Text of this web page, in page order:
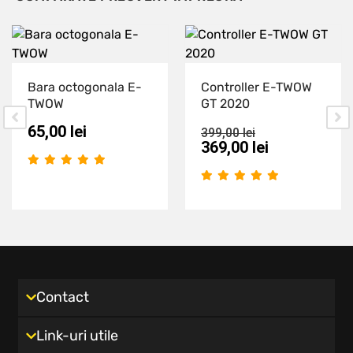
Bara octogonala E-
TWOW
65,00 lei
Controller E-TWOW
GT 2020
399,00lei
369,00 lei
Contact
Link-uri utile